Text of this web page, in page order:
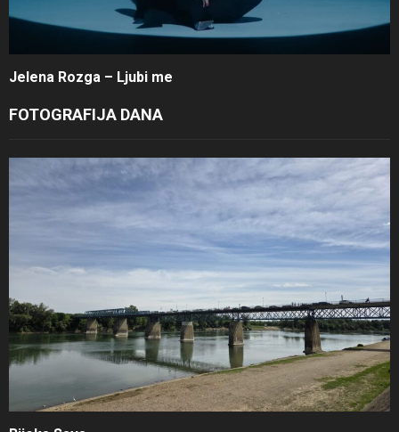
Jelena Rozga – Ljubi me
FOTOGRAFIJA DANA